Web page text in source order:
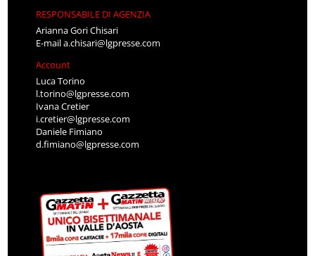
RESPONSABILE DI AGENZIA
Arianna Gori Chisari
E-maila.chisari@lgpresse.com
Account
Luca Torino
l.torino@lgpresse.com
Ivana Cretier
i.cretier@lgpresse.com
Daniele Fimiano
d.fimiano@lgpresse.com